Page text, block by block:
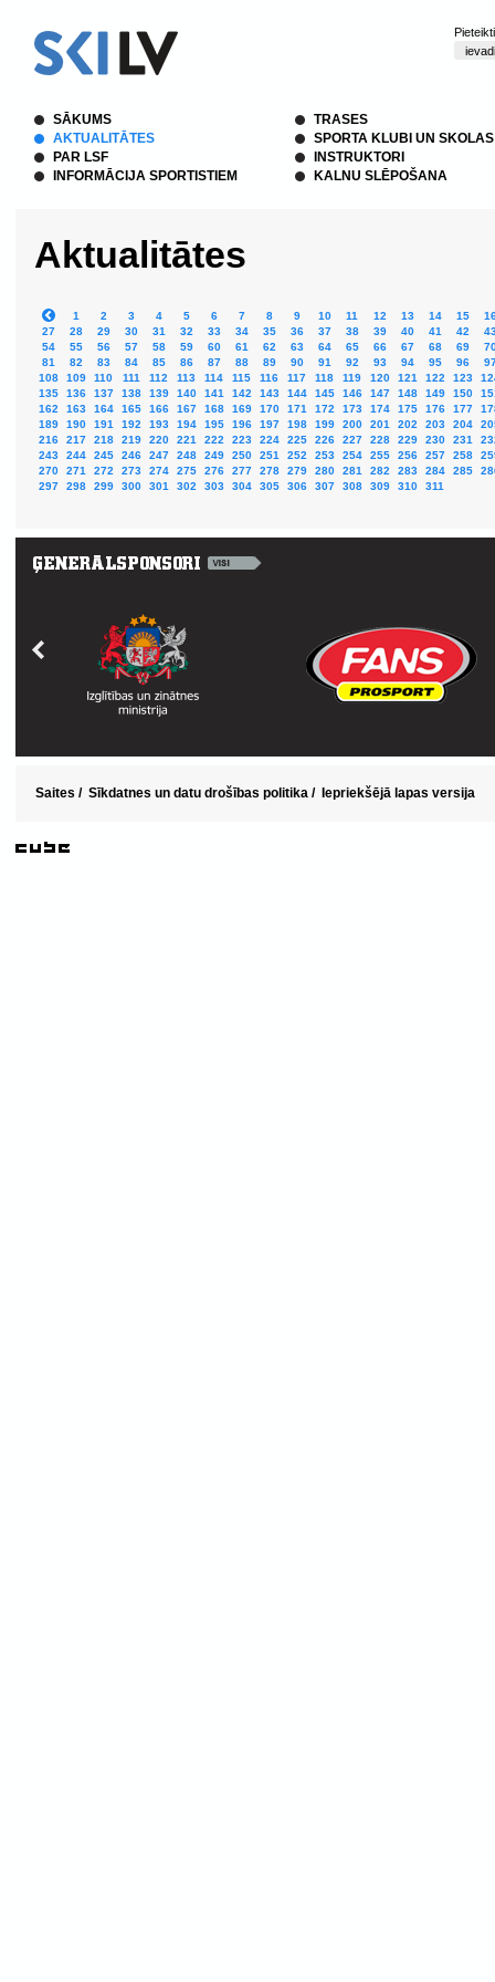
SĀKUMS
AKTUALITĀTES
PAR LSF
INFORMĀCIJA SPORTISTIEM
TRASES
SPORTA KLUBI UN SKOLAS
INSTRUKTORI
KALNU SLĒPOŠANA
Aktualitātes
1 2 3 4 5 6 7 8 9 10 11 12 13 14 15
27
28 29 30 31 32 33 34 35 36 37 38 39 40 41 42
54
55 56 57 58 59 60 61 62 63 64 65 66 67 68 69
81
82 83 84 85 86 87 88 89 90 91 92 93 94 95 96
108
109 110 111 112 113 114 115 116 117 118 119 120 121 122 123
135
136 137 138 139 140 141 142 143 144 145 146 147 148 149 150
162
163 164 165 166 167 168 169 170 171 172 173 174 175 176 177
189
190 191 192 193 194 195 196 197 198 199 200 201 202 203 204
216
217 218 219 220 221 222 223 224 225 226 227 228 229 230 231
243
244 245 246 247 248 249 250 251 252 253 254 255 256 257 258
270
271 272 273 274 275 276 277 278 279 280 281 282 283 284 285
297
298 299 300 301 302 303 304 305 306 307 308 309 310 311
Saites / Sīkdatnes un datu drošības politika / Iepriekšējā lapas versija